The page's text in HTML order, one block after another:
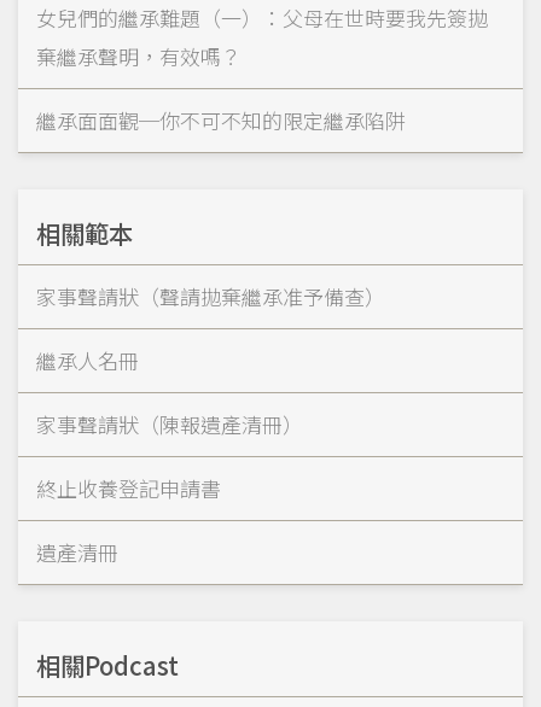
女兒們的繼承難題（一）：父母在世時要我先簽拋
棄繼承聲明，有效嗎？
繼承面面觀─你不可不知的限定繼承陷阱
相關範本
家事聲請狀（聲請拋棄繼承准予備查）
繼承人名冊
家事聲請狀（陳報遺產清冊）
終止收養登記申請書
遺產清冊
相關Podcast